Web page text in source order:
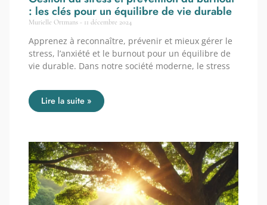
: les clés pour un équilibre de vie durable
Murielle Ortmans 11 décembre 2024
Apprenez à reconnaître, prévenir et mieux gérer le
stress, l’anxiété et le burnout pour un équilibre de
vie durable. Dans notre société moderne, le stress
Lire la suite »